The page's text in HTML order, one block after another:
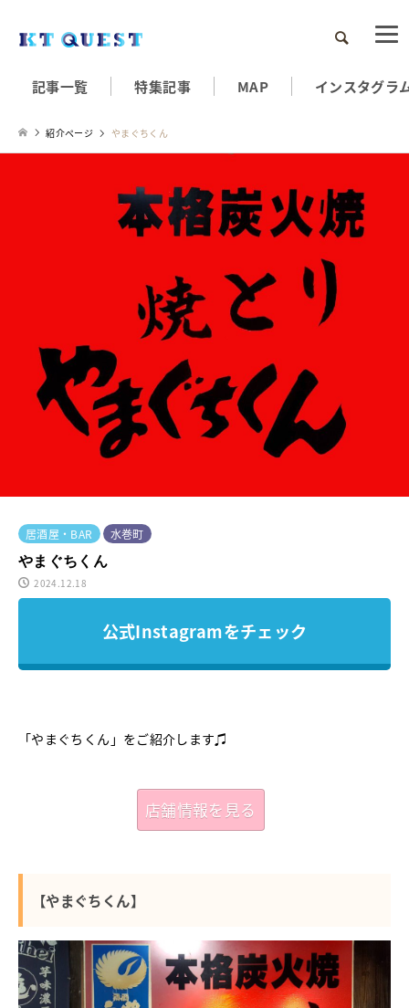
検索
記事一覧 特集記事 MAP インスタグラ
紹介ページ やまぐちくん
居酒屋・BAR
水巻町
やまぐちくん
2024.12.18
公式Instagramをチェック
「やまぐちくん」をご紹介します♫
店舗情報を見る
【やまぐちくん】